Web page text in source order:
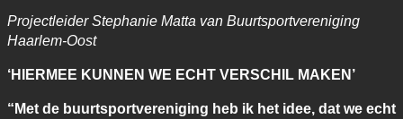
Projectleider Stephanie Matta van Buurtsportvereniging
Haarlem-Oost
‘HIERMEE KUNNEN WE ECHT VERSCHIL MAKEN’
“Met de buurtsportvereniging heb ik het idee, dat we echt